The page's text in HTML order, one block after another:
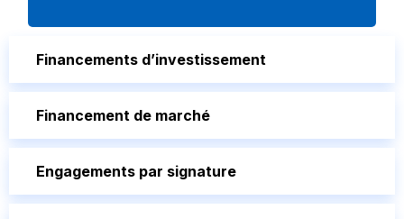
Financements d’investissement
Financement de marché
Engagements par signature